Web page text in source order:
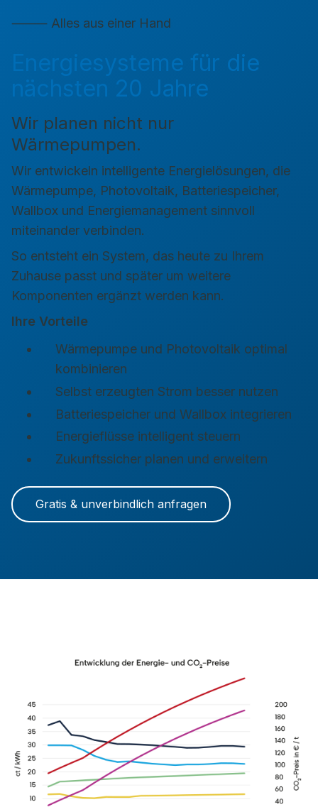
⸻ Alles aus einer Hand
Energiesysteme für die
nächsten 20 Jahre
Wir planen nicht nur
Wärmepumpen.
Wir entwickeln intelligente Energielösungen, die
Wärmepumpe, Photovoltaik, Batteriespeicher,
Wallbox und Energiemanagement sinnvoll
miteinander verbinden.
So entsteht ein System, das heute zu Ihrem
Zuhause passt und später um weitere
Komponenten ergänzt werden kann.
Ihre Vorteile
Wärmepumpe und Photovoltaik optimal
kombinieren
Selbst erzeugten Strom besser nutzen
Batteriespeicher und Wallbox integrieren
Energieflüsse intelligent steuern
Zukunftssicher planen und erweitern
Gratis & unverbindlich anfragen